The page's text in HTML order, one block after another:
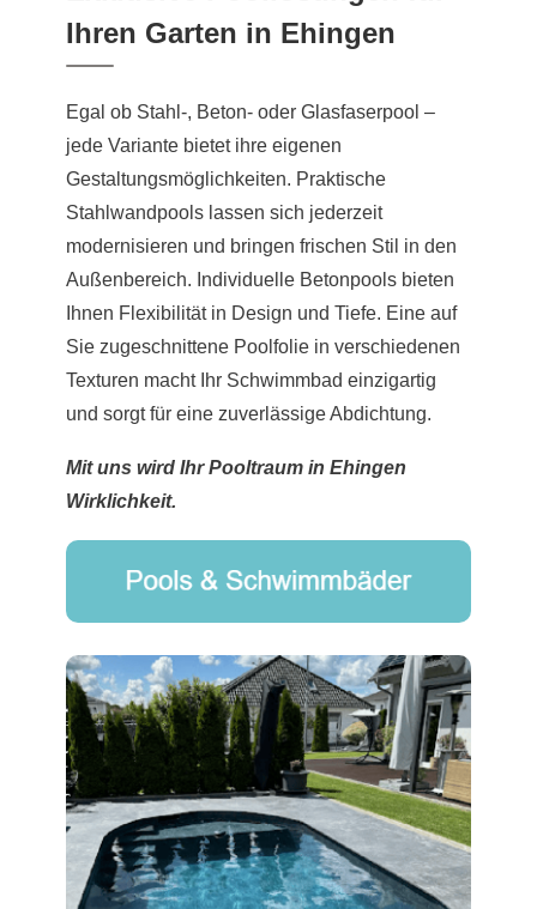
Ihren Garten in Ehingen
Egal ob Stahl-, Beton- oder Glasfaserpool –
jede Variante bietet ihre eigenen
Gestaltungsmöglichkeiten. Praktische
Stahlwandpools lassen sich jederzeit
modernisieren und bringen frischen Stil in den
Außenbereich. Individuelle Betonpools bieten
Ihnen Flexibilität in Design und Tiefe. Eine auf
Sie zugeschnittene Poolfolie in verschiedenen
Texturen macht Ihr Schwimmbad einzigartig
und sorgt für eine zuverlässige Abdichtung.
Mit uns wird Ihr Pooltraum in Ehingen
Wirklichkeit.